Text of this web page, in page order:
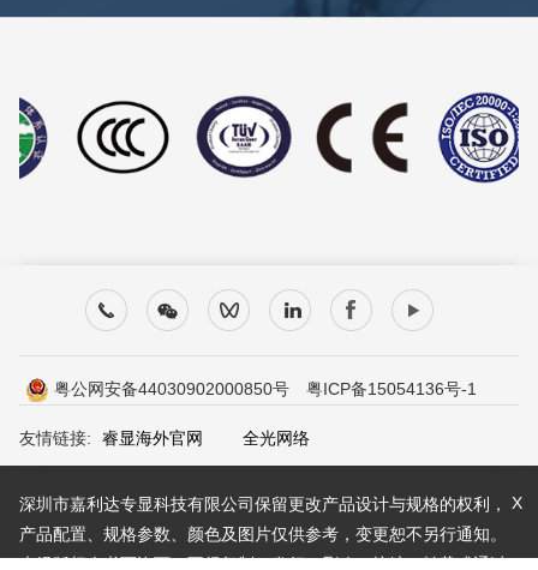
粤公网安备44030902000850号 粤ICP备15054136号-1
友情链接: 睿显海外官网 全光网络
深圳市嘉利达专显科技有限公司保留更改产品设计与规格的权利，
产品配置、规格参数、颜色及图片仅供参考，变更恕不另行通知。
未经版权人书面许可，不得复制、发行、删改、摘编、转载或通过
X